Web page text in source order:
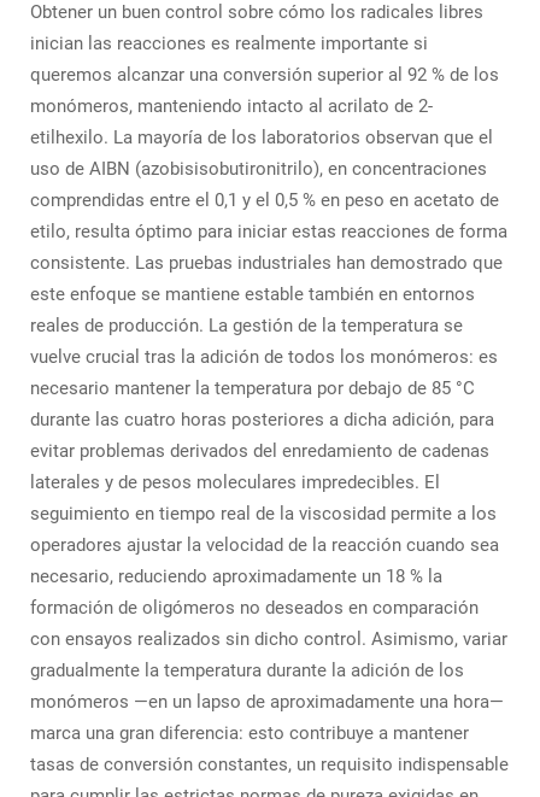
Obtener un buen control sobre cómo los radicales libres
inician las reacciones es realmente importante si
queremos alcanzar una conversión superior al 92 % de los
monómeros, manteniendo intacto al acrilato de 2-
etilhexilo. La mayoría de los laboratorios observan que el
uso de AIBN (azobisisobutironitrilo), en concentraciones
comprendidas entre el 0,1 y el 0,5 % en peso en acetato de
etilo, resulta óptimo para iniciar estas reacciones de forma
consistente. Las pruebas industriales han demostrado que
este enfoque se mantiene estable también en entornos
reales de producción. La gestión de la temperatura se
vuelve crucial tras la adición de todos los monómeros: es
necesario mantener la temperatura por debajo de 85 °C
durante las cuatro horas posteriores a dicha adición, para
evitar problemas derivados del enredamiento de cadenas
laterales y de pesos moleculares impredecibles. El
seguimiento en tiempo real de la viscosidad permite a los
operadores ajustar la velocidad de la reacción cuando sea
necesario, reduciendo aproximadamente un 18 % la
formación de oligómeros no deseados en comparación
con ensayos realizados sin dicho control. Asimismo, variar
gradualmente la temperatura durante la adición de los
monómeros —en un lapso de aproximadamente una hora—
marca una gran diferencia: esto contribuye a mantener
tasas de conversión constantes, un requisito indispensable